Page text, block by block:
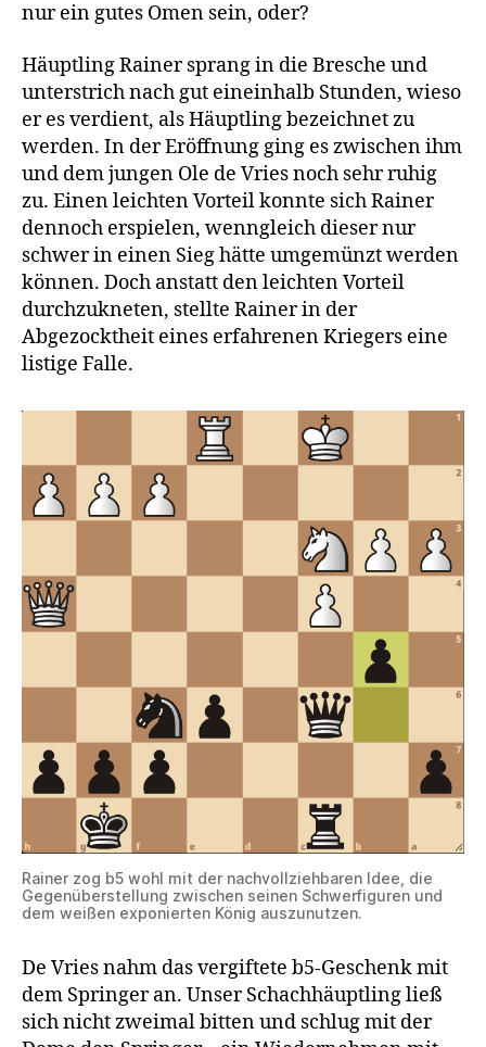
nur ein gutes Omen sein, oder?
Häuptling Rainer sprang in die Bresche und
unterstrich nach gut eineinhalb Stunden, wieso
er es verdient, als Häuptling bezeichnet zu
werden. In der Eröffnung ging es zwischen ihm
und dem jungen Ole de Vries noch sehr ruhig
zu. Einen leichten Vorteil konnte sich Rainer
dennoch erspielen, wenngleich dieser nur
schwer in einen Sieg hätte umgemünzt werden
können. Doch anstatt den leichten Vorteil
durchzukneten, stellte Rainer in der
Abgezocktheit eines erfahrenen Kriegers eine
listige Falle.
Rainer zog b5 wohl mit der nachvollziehbaren Idee, die
Gegenüberstellung zwischen seinen Schwerfiguren und
dem weißen exponierten König auszunutzen.
De Vries nahm das vergiftete b5-Geschenk mit
dem Springer an. Unser Schachhäuptling ließ
sich nicht zweimal bitten und schlug mit der